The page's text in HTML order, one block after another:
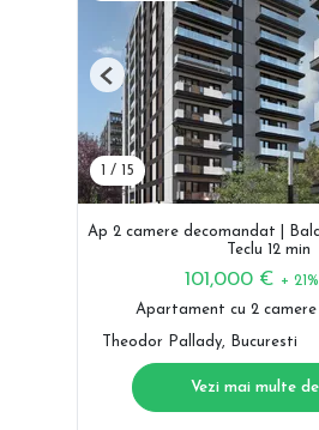
/ 15
Previous
Ap 2 camere decomandat |
Teclu 12 min
101,000 € +
Apartament cu 2
Theodor Pallady, Bucuresti
Vezi mai multe